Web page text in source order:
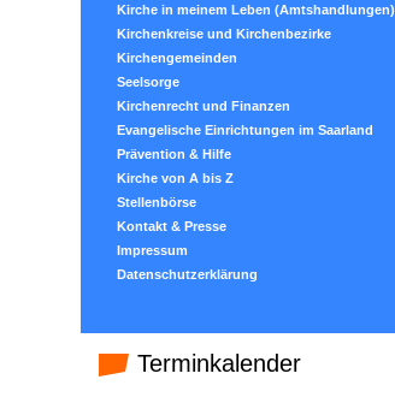
Kirche in meinem Leben (Amtshandlungen)
Kirchenkreise und Kirchenbezirke
Kirchengemeinden
Seelsorge
Kirchenrecht und Finanzen
Evangelische Einrichtungen im Saarland
Prävention & Hilfe
Kirche von A bis Z
Stellenbörse
Kontakt & Presse
Impressum
Datenschutzerklärung
Terminkalender